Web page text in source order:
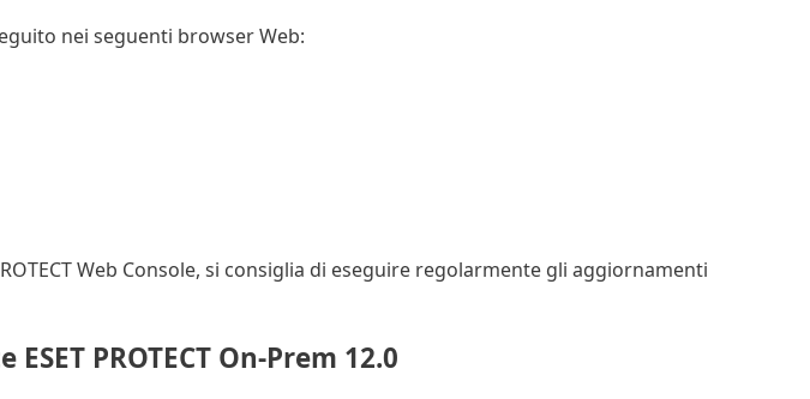
nei seguenti browser Web:
Web Console, si consiglia di eseguire regolarmente gli aggiornamenti
PROTECT On-Prem 12.0